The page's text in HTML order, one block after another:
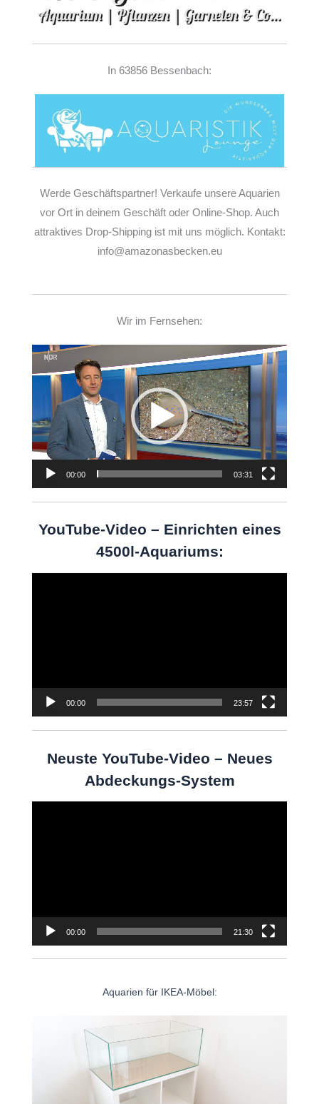
In 63856 Bessenbach:
Werde Geschäftspartner! Verkaufe unsere Aquarien
vor Ort in deinem Geschäft oder Online-Shop. Auch
attraktives Drop-Shipping ist mit uns möglich. Kontakt:
info@amazonasbecken.eu
Wir im Fernsehen:
Player
00:00 03:31
YouTube-Video – Einrichten eines
4500l-Aquariums:
00:00 23:57
Neuste YouTube-Video – Neues
Abdeckungs-System
00:00 21:30
Aquarien für IKEA-Möbel: